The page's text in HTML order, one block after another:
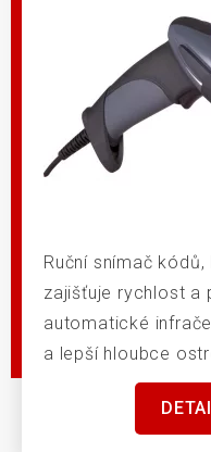
Ruční snímač
zajišťuje rychlost a
automatické
a lepší hloubce